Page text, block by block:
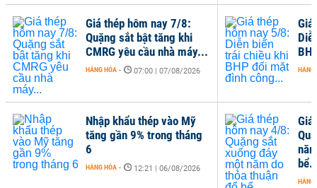
Giá thép hôm nay 7/8:
Quặng sắt bật tăng khi
CMRG yêu cầu nhà máy...
HÀNG HÓA - 07:00 | 07/08/2026
Nhập khẩu thép vào Mỹ
tăng gần 9% trong tháng
6
HÀNG HÓA - 12:21 | 06/08/2026
HÀNG
HÀNG